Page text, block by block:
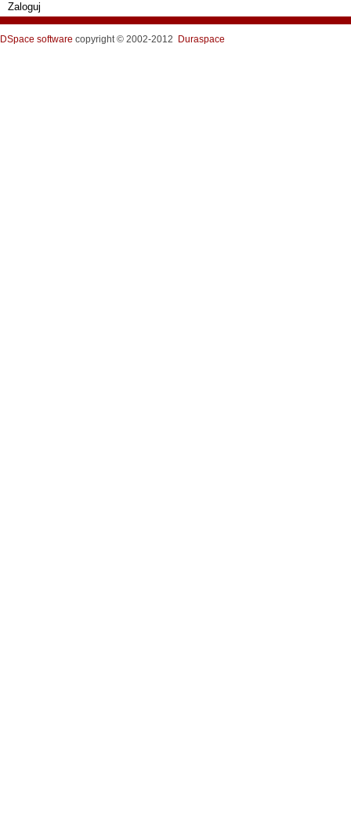
Zaloguj
DSpace software copyright © 2002-2012 Duraspace